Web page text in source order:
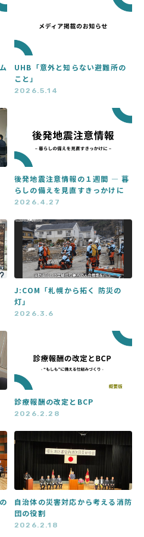
UHB「意外と知らない避難所の
こと」
2026.5.14
後発地震注意情報の１週間 ― 暮
らしの備えを見直すきっかけに
2026.4.27
J:COM「札幌から拓く 防災の
灯」
2026.3.6
診療報酬の改定とBCP
2026.2.28
自治体の災害対応から考える消防
団の役割
2026.2.18